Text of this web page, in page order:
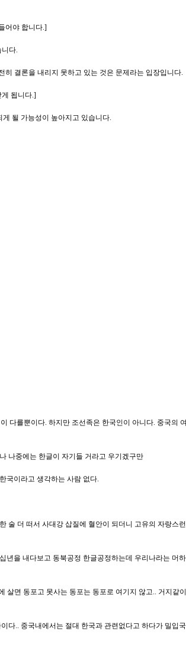
어야 합니다.]
다.
결론을 내리지 못하고 있는 것은 문제라는 입장입니다.
됩니다.]
될 가능성이 높아지고 있습니다.
다를뿐이다. 하지만 조선족은 한국인이 아니다. 중국의
나중에는 한글이 자기들 거라고 우기겠구만
국이라고 생각하는 사람 없다.
더 떠서 사대강 삽질에 혈안이 되더니 고유의 자랑스
을 내다보고 동북공정 한글공정하는데 우리나라는 머
면 동포고 못사는 동포는 동포로 여기지 않고.. 거지같
.. 중국내에서는 절대 한국과 관련없다고 하다가 밀입